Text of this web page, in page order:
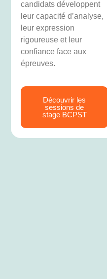
candidats développent
leur capacité d’analyse,
leur expression
rigoureuse et leur
confiance face aux
épreuves.
Découvrir les
sessions de
stage BCPST